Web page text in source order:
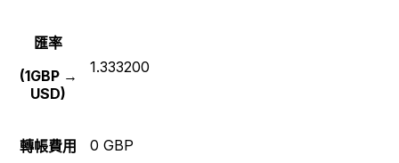
匯率
(1GBP →
USD)
1.333200
轉帳費用 0 GBP